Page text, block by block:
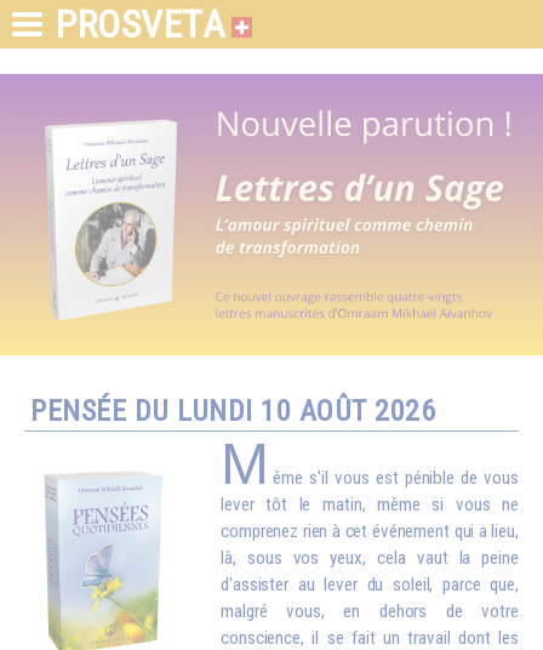
PROSVETA
PENSÉE DU LUNDI 10 AOÛT 2026
M ême s'il vous est pénible de vous
lever tôt le matin, même si vous ne
comprenez rien à cet événement qui a lieu,
là, sous vos yeux, cela vaut la peine
d'assister au lever du soleil, parce que,
malgré vous, en dehors de votre
conscience, il se fait un travail dont les